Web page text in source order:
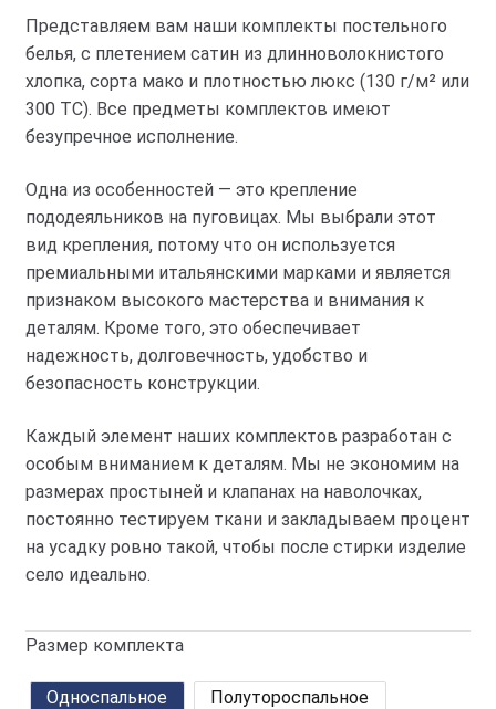
Представляем вам наши комплекты постельного
белья, с плетением сатин из длинноволокнистого
хлопка, сорта мако и плотностью люкс (130 г/м² или
300 ТС). Все предметы комплектов имеют
безупречное исполнение.
Одна из особенностей — это крепление
пододеяльников на пуговицах. Мы выбрали этот
вид крепления, потому что он используется
премиальными итальянскими марками и является
признаком высокого мастерства и внимания к
деталям. Кроме того, это обеспечивает
надежность, долговечность, удобство и
безопасность конструкции.
Каждый элемент наших комплектов разработан с
особым вниманием к деталям. Мы не экономим на
размерах простыней и клапанах на наволочках,
постоянно тестируем ткани и закладываем процент
на усадку ровно такой, чтобы после стирки изделие
село идеально.
Размер комплекта
Односпальное Полутороспальное